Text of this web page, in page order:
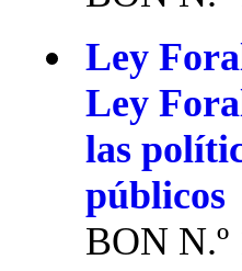
Ley
Ley
las
públicos
BON N.º